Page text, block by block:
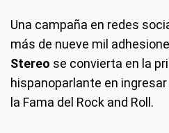
Una campaña en redes
más de nueve mil
Stereo se convierta en la
hispanoparlante en
la Fama del Rock and Roll.